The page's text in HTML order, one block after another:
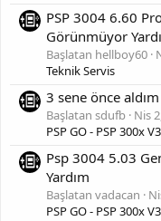
PSP 3004 6.60
Görünmüyor
Başlatan hellboy60
Teknik Servis
3 sene önce
Başlatan sdufb Nis
PSP GO - PSP 300x
Psp 3004 5.03
Yardım
Başlatan vadacan
PSP GO - PSP 300x